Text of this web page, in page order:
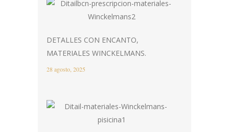
DETALLES CON ENCANTO,
MATERIALES WINCKELMANS.
28 agosto, 2025